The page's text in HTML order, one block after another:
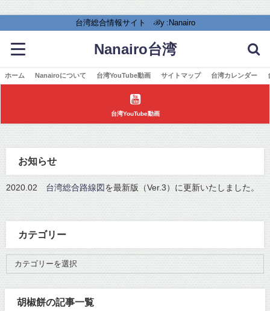
台湾総合情報サイト ℬy :Nanairo
Nanairo台湾
ホーム Nanairoについて 台湾YouTube動画 サイトマップ 台湾カレンダー
台湾YouTube動画
お知らせ
2020.02 台湾総合路線図 を最新版（Ver.3）に更新いたしました。
カテゴリー
胡椒餅の記事一覧